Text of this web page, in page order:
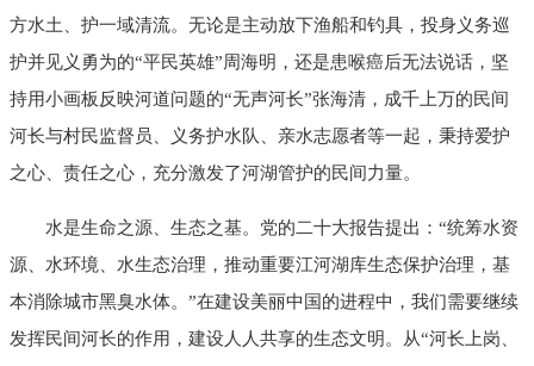
方水土、护一域清流。无论是主动放下渔船和钓具，投身义务巡
护并见义勇为的“平民英雄”周海明，还是患喉癌后无法说话，坚
持用小画板反映河道问题的“无声河长”张海清，成千上万的民间
河长与村民监督员、义务护水队、亲水志愿者等一起，秉持爱护
之心、责任之心，充分激发了河湖管护的民间力量。
水是生命之源、生态之基。党的二十大报告提出：“统筹水资
源、水环境、水生态治理，推动重要江河湖库生态保护治理，基
本消除城市黑臭水体。”在建设美丽中国的进程中，我们需要继续
发挥民间河长的作用，建设人人共享的生态文明。从“河长上岗、